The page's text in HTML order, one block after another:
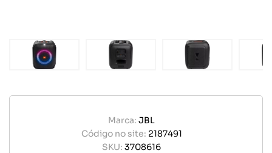
Marca: JBL
Código no site: 2187491
SKU: 3708616